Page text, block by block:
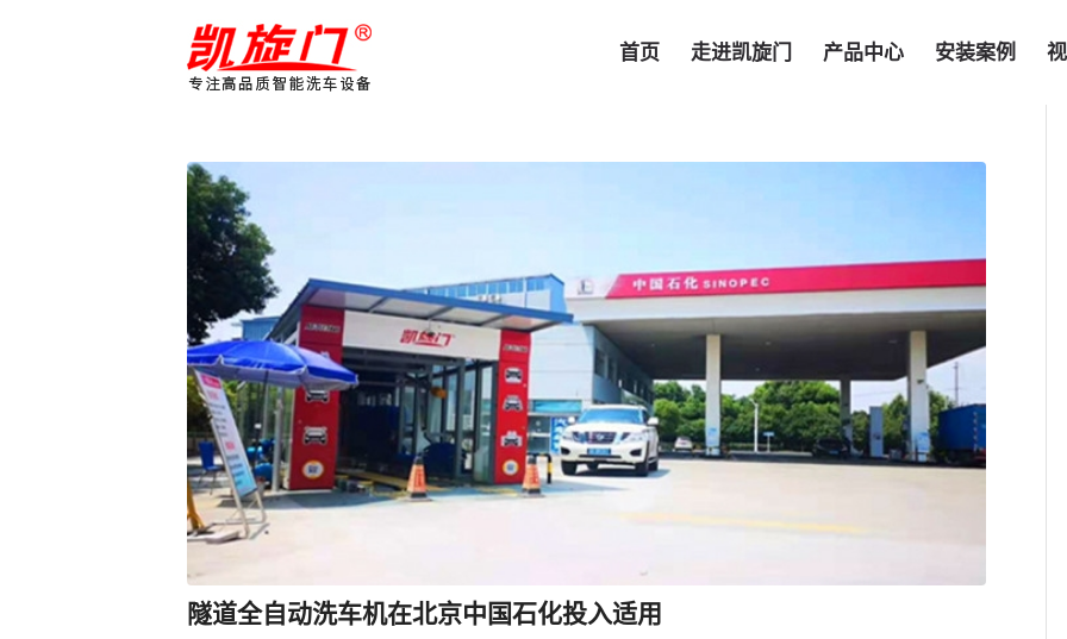
首页 走进凯旋门 产品中心 安装案例
隧道全自动洗车机在北京中国石化投入适用